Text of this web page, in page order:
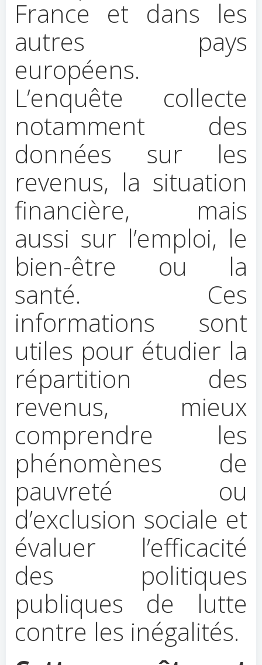
France et dans les
autres pays
européens.
L’enquête collecte
notamment des
données sur les
revenus, la situation
financière, mais
aussi sur l’emploi, le
bien-être ou la
santé. Ces
informations sont
utiles pour étudier la
répartition des
revenus, mieux
comprendre les
phénomènes de
pauvreté ou
d’exclusion sociale et
évaluer l’efficacité
des politiques
publiques de lutte
contre les inégalités.